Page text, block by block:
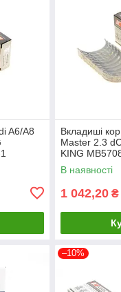
A6/A8
Вкладиші
Master 2.3
KING
В наявності
1 042,20 ₴
–10%